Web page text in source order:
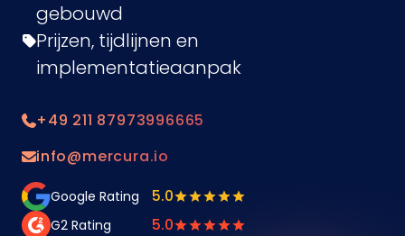
gebouwd
Prijzen, tijdlijnen en
implementatieaanpak
+49 211 87973996665
info@mercura.io
Google Rating 5.0
G2 Rating 5.0